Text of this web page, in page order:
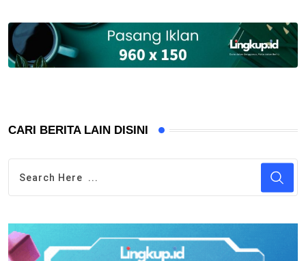
CARI BERITA LAIN DISINI